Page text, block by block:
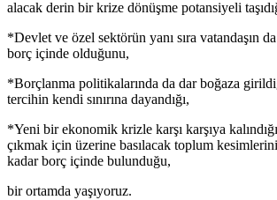
alacak derin bir krize dönüşme potansiyeli
*Devlet ve özel sektörün yanı sıra vatandaşın
borç içinde olduğunu,
*Borçlanma politikalarında da dar boğaza
tercihin kendi sınırına dayandığı,
*Yeni bir ekonomik krizle karşı karşıya
çıkmak için üzerine basılacak toplum
kadar borç içinde bulunduğu,
bir ortamda yaşıyoruz.